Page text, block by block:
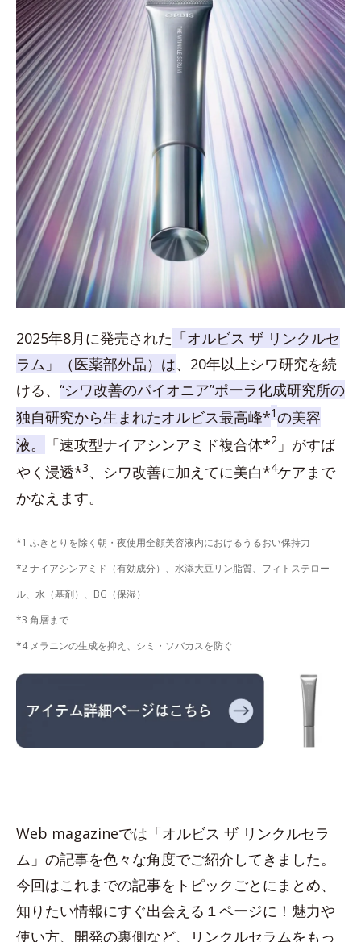
2025年8月に発売された 「オルビス ザ リンクルセ
ラム」（医薬部外品）は、20年以上シワ研究を続
ける、 “シワ改善のパイオニア”ポーラ化成研究所の
独自研究から生まれたオルビス最高峰*1の美容
液。
「速攻型ナイアシンアミド複合体*2 」がすば
やく浸透*3、シワ改善に加えてに美白*4ケアまで
かなえます。
*1 ふきとりを除く朝・夜使用全顔美容液内におけるうるおい保持力
*2 ナイアシンアミド（有効成分）、水添大豆リン脂質、フィトステロー
ル、水（基剤）、BG（保湿）
*3 角層まで
*4 メラニンの生成を抑え、シミ・ソバカスを防ぐ
Web magazineでは「オルビス ザ リンクルセラ
ム」の記事を色々な角度でご紹介してきました。
今回はこれまでの記事をトピックごとにまとめ、
知りたい情報にすぐ出会える１ページに！魅力や
使い方、開発の裏側など、リンクルセラムをもっ